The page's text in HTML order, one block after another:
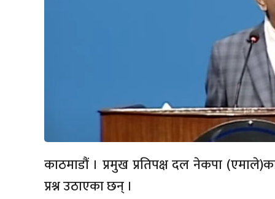
काठमाडौं । प्रमुख प्रतिपक्ष दल नेकपा
प्रश्न उठाएका छन् ।